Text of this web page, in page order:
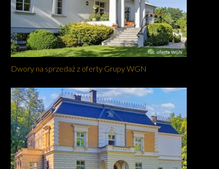
Dwory na sprzedaż z oferty Grupy WGN